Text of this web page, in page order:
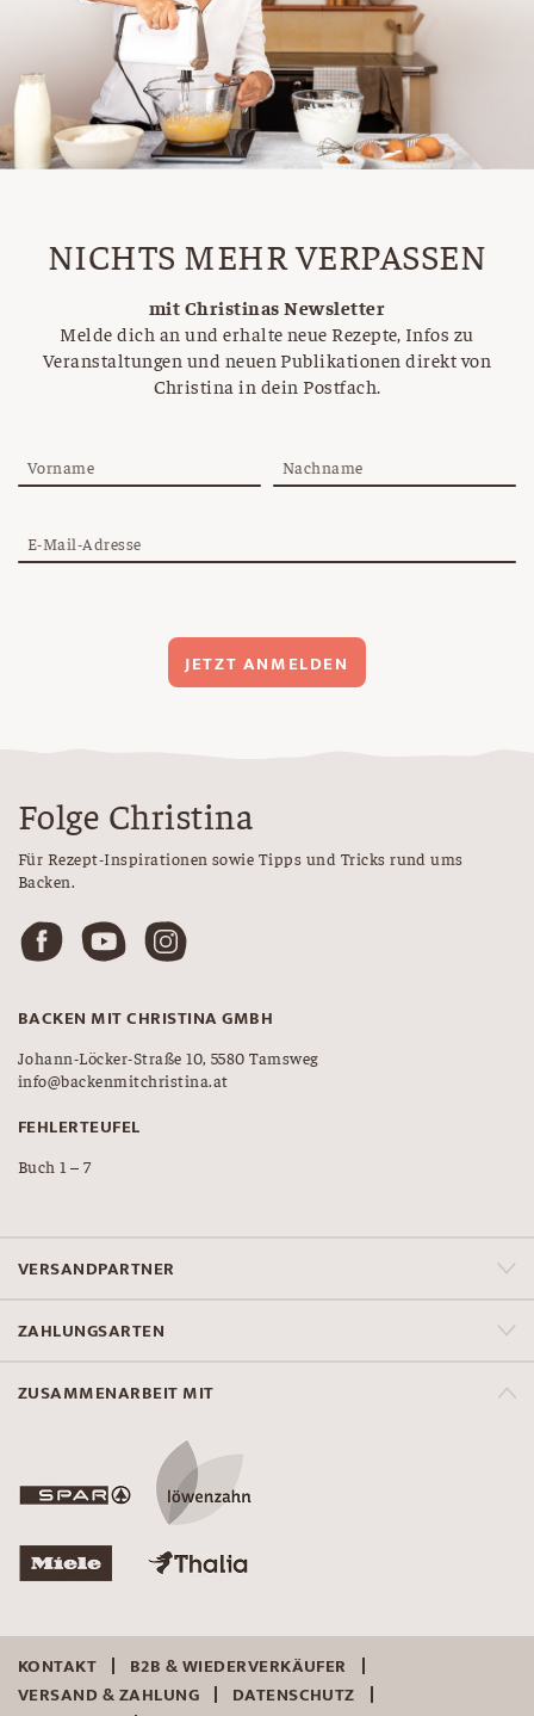
NICHTS MEHR VERPASSEN
mit Christinas Newsletter
Melde dich an und erhalte neue Rezepte, Infos zu
Veranstaltungen und neuen Publikationen direkt von
Christina in dein Postfach.
Vorname Nachname
E-Mail-Adresse
JETZT ANMELDEN
Folge Christina
Für Rezept-Inspirationen sowie Tipps und Tricks rund ums
Backen.
BACKEN MIT CHRISTINA GMBH
Johann-Löcker-Straße 10, 5580 Tamsweg
info@backenmitchristina.at
FEHLERTEUFEL
Buch 1 – 7
VERSANDPARTNER
ZAHLUNGSARTEN
ZUSAMMENARBEIT MIT
KONTAKT
B2B & WIEDERVERKÄUFER
VERSAND & ZAHLUNG
DATENSCHUTZ